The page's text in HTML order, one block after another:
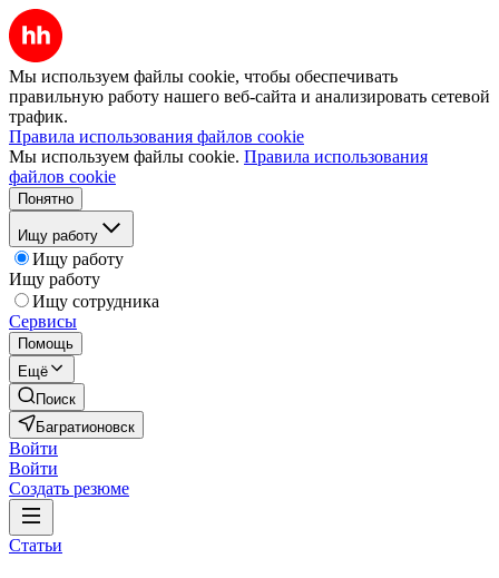
Мы используем файлы cookie, чтобы обеспечивать
правильную работу нашего веб-сайта и анализировать сетевой
трафик.
Правила использования файлов cookie
Мы используем файлы cookie. Правила использования
файлов cookie
Понятно
Ищу работу
Ищу работу
Ищу работу
Ищу сотрудника
Сервисы
Помощь
Ещё
Поиск
Багратионовск
Войти
Войти
Создать резюме
Статьи